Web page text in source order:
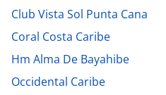
Club Vista Sol Punta Cana
Coral Costa Caribe
Hm Alma De Bayahibe
Occidental Caribe